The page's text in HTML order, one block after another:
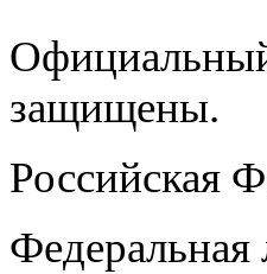
защищены.
Российская
Федеральная